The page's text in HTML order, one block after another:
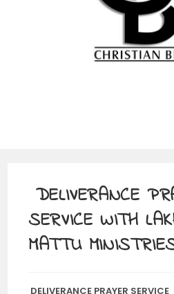
DELIVERANCE
SERVICE WITH
MATTU
DELIVERANCE PRAYER SERVICE